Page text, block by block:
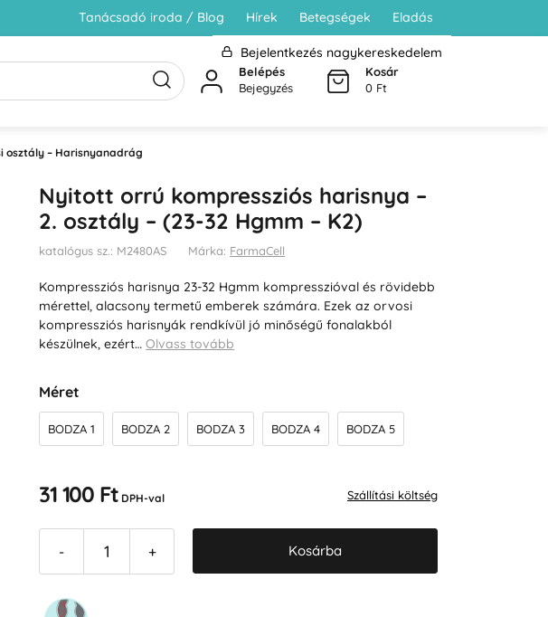
Tanácsadó iroda / Blog Hírek Betegségek Eladás
Bejelentkezés nagykereskedelem
Belépés
Bejegyzés
Kosár
0 Ft
osztály – Harisnyanadrág
Nyitott orrú kompressziós harisnya –
2. osztály – (23-32 Hgmm – K2)
katalógus sz.: M2480AS Márka: FarmaCell
Kompressziós harisnya 23-32 Hgmm kompresszióval és rövidebb
mérettel, alacsony termetű emberek számára. Ezek az orvosi
kompressziós harisnyák rendkívül jó minőségű fonalakból
készülnek, ezért…Olvass tovább
Méret
BODZA 1 BODZA 2 BODZA 3 BODZA 4 BODZA 5
31 100 Ft DPH-val Szállítási költség
- + Kosárba